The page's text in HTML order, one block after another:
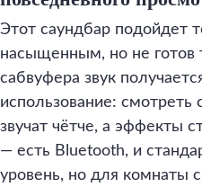
Этот саундбар подойдет
насыщенным, но не готов
сабвуфера звук
использование:
звучат чётче, а эффекты
— есть Bluetooth, и
уровень, но для комнаты